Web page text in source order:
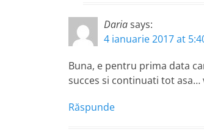
Dariasays:
4 ianuarie 2017 at
Buna, e pentru prima data
succes si continuati tot asa…
Răspunde